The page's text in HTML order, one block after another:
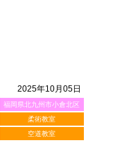
2025年10月05日
福岡県北九州市小倉北区
柔術教室
空道教室